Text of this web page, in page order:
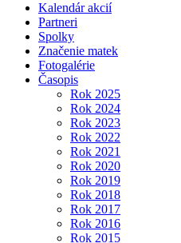
Kalendár akcií
Partneri
Spolky
Značenie matek
Fotogalérie
Časopis
Rok 2025
Rok 2024
Rok 2023
Rok 2022
Rok 2021
Rok 2020
Rok 2019
Rok 2018
Rok 2017
Rok 2016
Rok 2015